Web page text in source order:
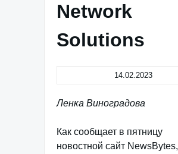
Network
Solutions
14.02.2023
Ленка Виноградова
Как сообщает в пятницу
новостной сайт NewsBytes,